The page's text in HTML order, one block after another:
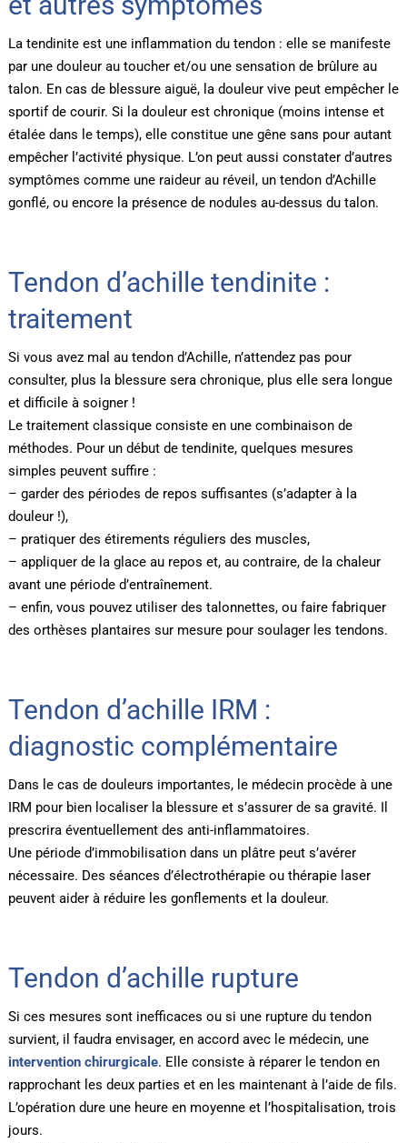
La tendinite est une inflammation du tendon : elle se manifeste
par une douleur au toucher et/ou une sensation de brûlure au
talon. En cas de blessure aiguë, la douleur vive peut empêcher le
sportif de courir. Si la douleur est chronique (moins intense et
étalée dans le temps), elle constitue une gêne sans pour autant
empêcher l’activité physique. L’on peut aussi constater d’autres
symptômes comme une raideur au réveil, un tendon d’Achille
gonflé, ou encore la présence de nodules au-dessus du talon.
Tendon d’achille tendinite :
traitement
Si vous avez mal au tendon d’Achille, n’attendez pas pour
consulter, plus la blessure sera chronique, plus elle sera longue
et difficile à soigner !
Le traitement classique consiste en une combinaison de
méthodes. Pour un début de tendinite, quelques mesures
simples peuvent suffire :
– garder des périodes de repos suffisantes (s’adapter à la
douleur !),
– pratiquer des étirements réguliers des muscles,
– appliquer de la glace au repos et, au contraire, de la chaleur
avant une période d’entraînement.
– enfin, vous pouvez utiliser des talonnettes, ou faire fabriquer
des orthèses plantaires sur mesure pour soulager les tendons.
Tendon d’achille IRM :
diagnostic complémentaire
Dans le cas de douleurs importantes, le médecin procède à une
IRM pour bien localiser la blessure et s’assurer de sa gravité. Il
prescrira éventuellement des anti-inflammatoires.
Une période d’immobilisation dans un plâtre peut s’avérer
nécessaire. Des séances d’électrothérapie ou thérapie laser
peuvent aider à réduire les gonflements et la douleur.
Tendon d’achille rupture
Si ces mesures sont inefficaces ou si une rupture du tendon
survient, il faudra envisager, en accord avec le médecin, une
intervention chirurgicale. Elle consiste à réparer le tendon en
rapprochant les deux parties et en les maintenant à l’aide de fils.
L’opération dure une heure en moyenne et l’hospitalisation, trois
jours.